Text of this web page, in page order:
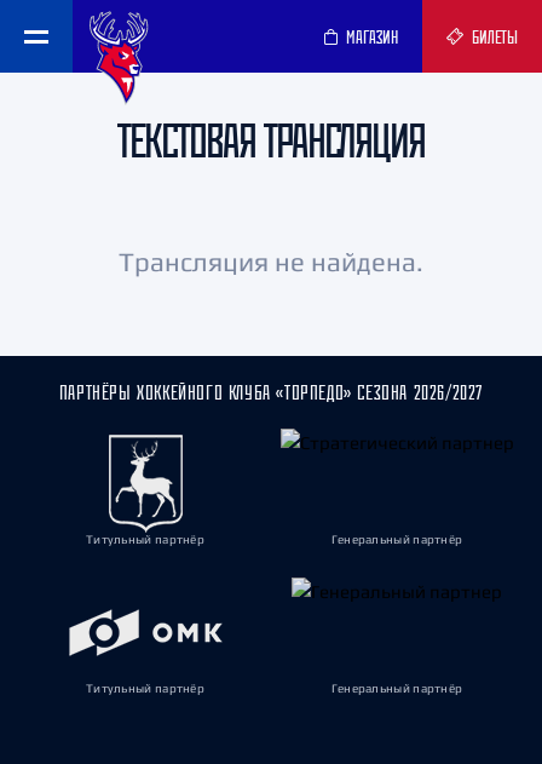
МАГАЗИН БИЛЕТЫ
ТЕКСТОВАЯ ТРАНСЛЯЦИЯ
Трансляция не найдена.
ПАРТНЁРЫ ХОККЕЙНОГО КЛУБА «ТОРПЕДО» СЕЗОНА 2026/2027
Титульный партнёр Генеральный партнёр
Титульный партнёр Генеральный партнёр